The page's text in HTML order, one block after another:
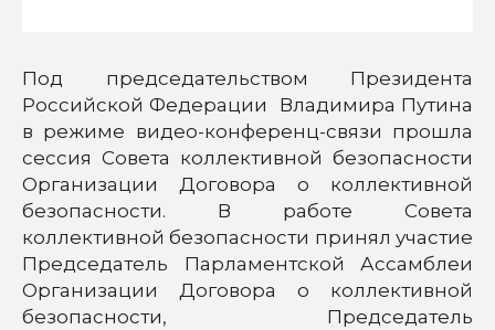
Под председательством Президента
Российской Федерации Владимира Путина
в режиме видео-конференц-связи прошла
сессия Совета коллективной безопасности
Организации Договора о коллективной
безопасности. В работе Совета
коллективной безопасности принял участие
Председатель Парламентской Ассамблеи
Организации Договора о коллективной
безопасности, Председатель